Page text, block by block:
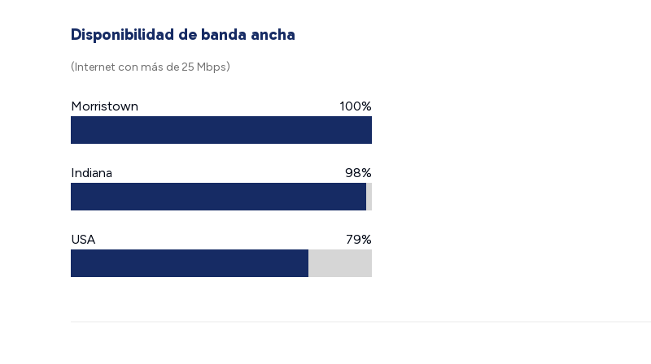
Disponibilidad de banda ancha
(Internet con más de 25 Mbps)
Morristown 100%
Indiana 98%
USA 79%